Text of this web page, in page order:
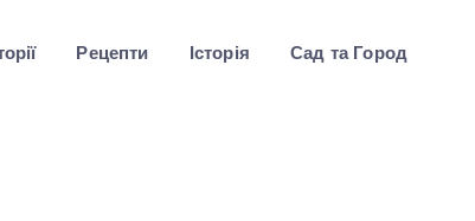
Рецепти Історія Сад та Город